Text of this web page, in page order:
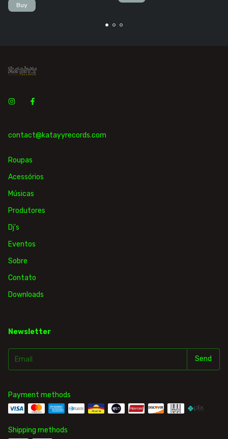
Buy
contact@katayyrecords.com
Roupas
Acessórios
Músicas
Produtores
Dj's
Eventos
Sobre
Contato
Downloads
Newsletter
Payment methods
Shipping methods